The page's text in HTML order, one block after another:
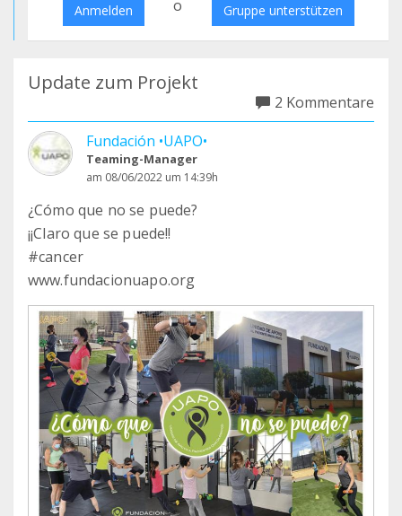
Anmelden o Gruppe unterstützen
Update zum Projekt
2 Kommentare
Fundación •UAPO•
Teaming-Manager
am 08/06/2022 um 14:39h
¿Cómo que no se puede?
¡¡Claro que se puede!!
#cancer
www.fundacionuapo.org